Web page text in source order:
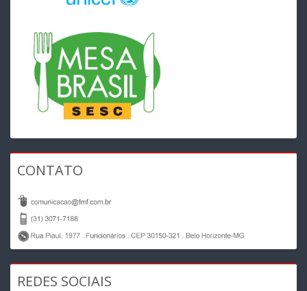
CONTATO
REDES SOCIAIS